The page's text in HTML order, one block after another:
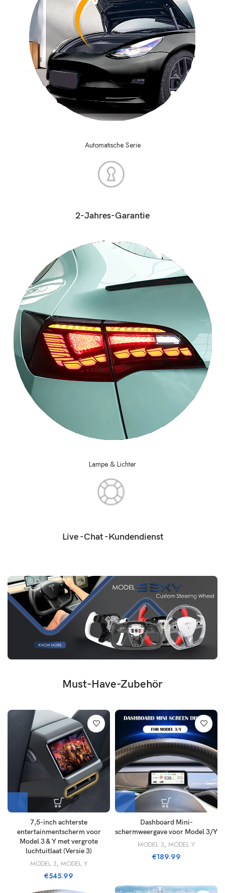
Automatische Serie
2-Jahres-Garantie
Lampe & Lichter
Live -Chat -Kundendienst
Must-Have-Zubehör
7,5-inch achterste
entertainmentscherm voor
Model 3 & Y met vergrote
luchtuitlaat (Versie 3)
MODEL 3, MODEL Y
€545.99
Dashboard Mini-
schermweergave voor Model 3/Y
MODEL 3, MODEL Y
€189.99